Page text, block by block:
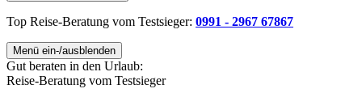
Top Reise-Beratung vom Testsieger: 0991 - 2967 67867
Menü ein-/ausblenden
Gut beraten in den Urlaub:
Reise-Beratung vom Testsieger